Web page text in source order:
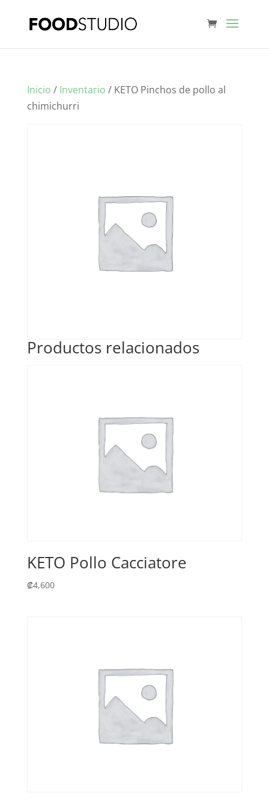
Inicio / Inventario / KETO Pinchos de pollo al
chimichurri
Productos relacionados
KETO Pollo Cacciatore
₡4,600